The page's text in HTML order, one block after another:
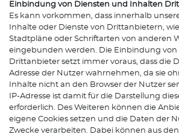
Einbindung von Diensten und Inhalten
Es kann vorkommen, dass innerhalb
Inhalte oder Dienste von Drittanbietern,
Stadtpläne oder Schriftarten von anderen
eingebunden werden. Die Einbindung
Drittanbieter setzt immer voraus, dass die
Adresse der Nutzer wahrnehmen, da sie
Inhalte nicht an den Browser der Nutzer
IP-Adresse ist damit für die Darstellung
erforderlich. Des Weiteren können die
eigene Cookies setzen und die Daten der
Zwecke verarbeiten. Dabei können aus